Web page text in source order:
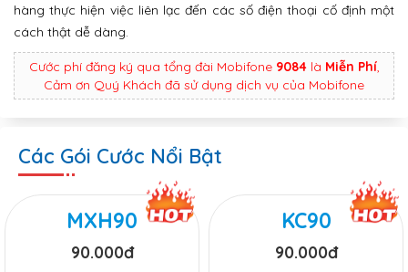
hàng thực hiện việc liên lạc đến các số điện thoại cố định một
cách thật dễ dàng.
Cước phí đăng ký qua tổng đài Mobifone 9084là Miễn Phí,
Cảm ơn Quý Khách đã sử dụng dịch vụ của Mobifone
Các Gói Cước Nổi Bật
MXH90
90.000đ
KC90
90.000đ